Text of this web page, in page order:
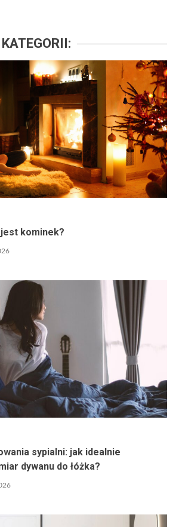
kominek?
sypialni: jak idealnie
dywanu do łóżka?